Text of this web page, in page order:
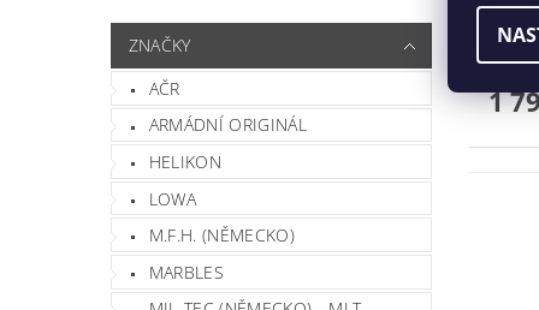
ZNAČKY
AČR
ARMÁDNÍ ORIGINÁL
HELIKON
LOWA
M.F.H. (NĚMECKO)
MARBLES
1